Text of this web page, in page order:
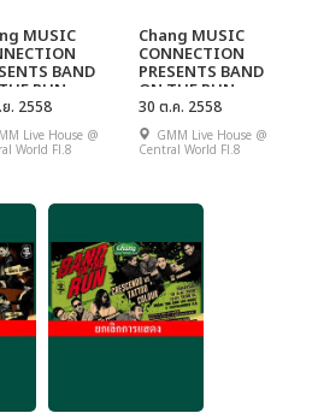
MUSIC
BAND
RUN
SERIES
SHOW #1
VS
. 2558
Live House @
World Fl.8
Chang MUSIC
CONNECTION
PRESENTS BAND
ON THE RUN
CONCERT SERIES
2015 SHOW #3
(MILD VS BANKK
30 ต.ค. 2558
GMM Live House @
Central World Fl.8